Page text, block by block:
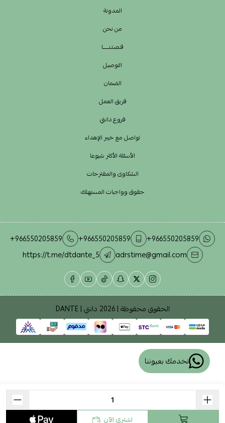
اشتري الآن
المدونة
من نحن
قـصـتـنــــــا
التوصيل
الضمان
فريق العمل
فروع دانتي
تواصل مع خبير الإهداء
الأسئلة الأكثر شيوعا
الشكاوى والمقترحات
حقوق وواجبات المستهلك
+966550205859
+966550205859
+966550205859
adrstime@gmail.com
https://t.me/dtdante_5
الحقوق محفوظة | 2026 دانتي | DANTE
نخدمك بعيوننا